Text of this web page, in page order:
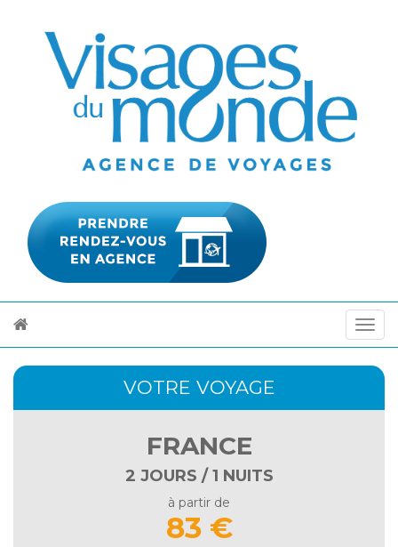
VOTRE VOYAGE
FRANCE
2 JOURS / 1 NUITS
à partir de
83 €